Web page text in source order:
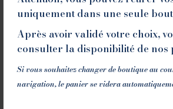
uniquement dans une seule
Après avoir validé votre choix,
consulter la disponibilité de nos
Si vous souhaitez changer de boutique au
navigation, le panier se videra